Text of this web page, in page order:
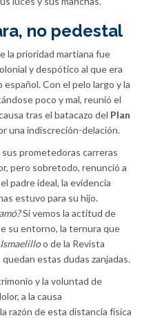
no pedestal
la prioridad martiana fue
y despótico al que era
Con el pelo largo y la
poco y mal, reunió el
tras el batacazo del Plan
una indiscreción-delación.
prometedoras carreras
pero sobretodo, renunció a
padre ideal, la evidencia
estuvo para su hijo.
Si vemos la actitud de
su entorno, la ternura que
Ismaelilloo de la Revista
quedan estas dudas zanjadas.
y la voluntad de
a la causa
razón de esta distancia física